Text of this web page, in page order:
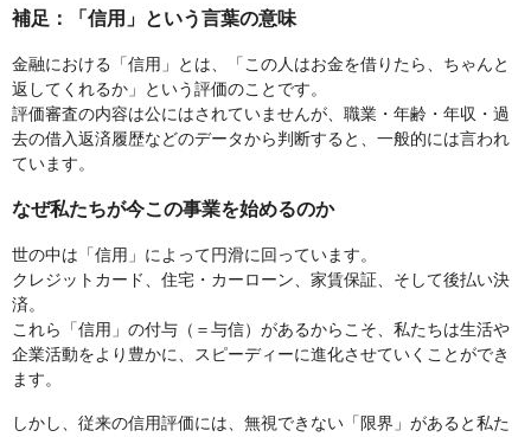
補足：「信用」という言葉の意味
金融における「信用」とは、「この人はお金を借りたら、ちゃんと
返してくれるか」という評価のことです。
評価審査の内容は公にはされていませんが、職業・年齢・年収・過
去の借入返済履歴などのデータから判断すると、一般的には言われ
ています。
なぜ私たちが今この事業を始めるのか
世の中は「信用」によって円滑に回っています。
クレジットカード、住宅・カーローン、家賃保証、そして後払い決
済。
これら「信用」の付与（＝与信）があるからこそ、私たちは生活や
企業活動をより豊かに、スピーディーに進化させていくことができ
ます。
しかし、従来の信用評価には、無視できない「限界」があると私た